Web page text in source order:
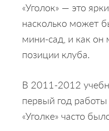
«Уголок» — это
насколько может
мини-сад, и как он
позиции клуба.
В 2011-2012
первый год
«Уголке» часто